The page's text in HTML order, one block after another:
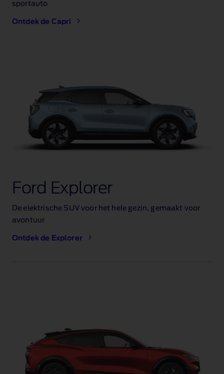
sportauto
Ontdek de Capri
Ford Explorer
De elektrische SUV voor het hele gezin, gemaakt voor
avontuur
Ontdek de Explorer